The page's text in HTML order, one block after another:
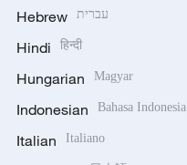
Hebrew עברית
Hindi हिन्दी
Hungarian Magyar
Indonesian Bahasa Indonesia
Italian Italiano